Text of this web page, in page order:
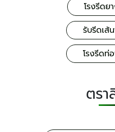
โรงรีดย
รับรีดเส้
โรงรีดท่
ตรา